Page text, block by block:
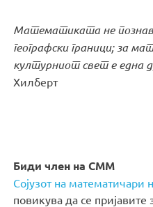
Математиката не
географски граници; за
културниот свет е една
Хилберт
Биди член на СММ
Сојузот на математичари
повикува да се пријавите